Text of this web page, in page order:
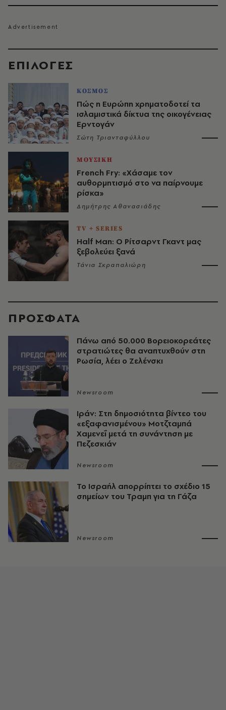
EΠΙΛΟΓΈΣ
ΚΟΣΜΟΣ
Πώς η Ευρώπη χρηματοδοτεί τα
ισλαμιστικά δίκτυα της οικογένειας
Ερντογάν
Σώτη Τριανταφύλλου
ΜΟΥΣΙΚΗ
French Fry: «Χάσαμε τον
αυθορμητισμό στο να παίρνουμε
ρίσκα»
Δημήτρης Αθανασιάδης
TV + SERIES
Half Man: Ο Ρίτσαρντ Γκαντ μας
ξεβολεύει ξανά
Τάνια Σκραπαλιώρη
ΠΡΟΣΦΑΤΑ
Πάνω από 50.000 Βορειοκορεάτες
στρατιώτες θα αναπτυχθούν στη
Ρωσία, λέει ο Ζελένσκι
Newsroom
Ιράν: Στη δημοσιότητα βίντεο του
«εξαφανισμένου» Μοτζταμπά
Χαμενεΐ μετά τη συνάντηση με
Πεζεσκιάν
Newsroom
Το Ισραήλ απορρίπτει το σχέδιο 15
σημείων του Τραμπ για τη Γάζα
Newsroom